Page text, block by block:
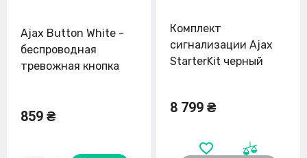
Ajax Button White -
беспроводная
тревожная кнопка
859 ₴
Комплект
сигнализации Ajax
StarterKit черный
8 799 ₴